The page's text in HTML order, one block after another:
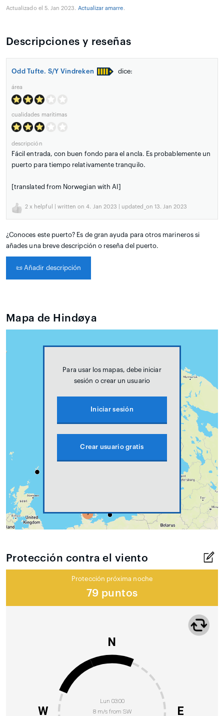
Actualizado el 5. Jan 2023. Actualizar amarre.
Descripciones y reseñas
Odd Tufte. S/Y Vindreken dice:
área
cualidades marítimas
descripción
Fácil entrada, con buen fondo para el ancla. Es probablemente un
puerto para tiempo relativamente tranquilo.
[translated from Norwegian with AI]
2 x helpful | written on 4. Jan 2023 | updated_on 13. Jan 2023
¿Conoces este puerto? Es de gran ayuda para otros marineros si
añades una breve descripción o reseña del puerto.
📜 Añadir descripción
Mapa de Hindøya
Para usar los mapas, debe iniciar
sesión o crear un usuario
Iniciar sesión
Crear usuario gratis
Protección contra el viento
Protección próxima noche
79 puntos
Lun 03:00
8 m/s from SW
N
E
W